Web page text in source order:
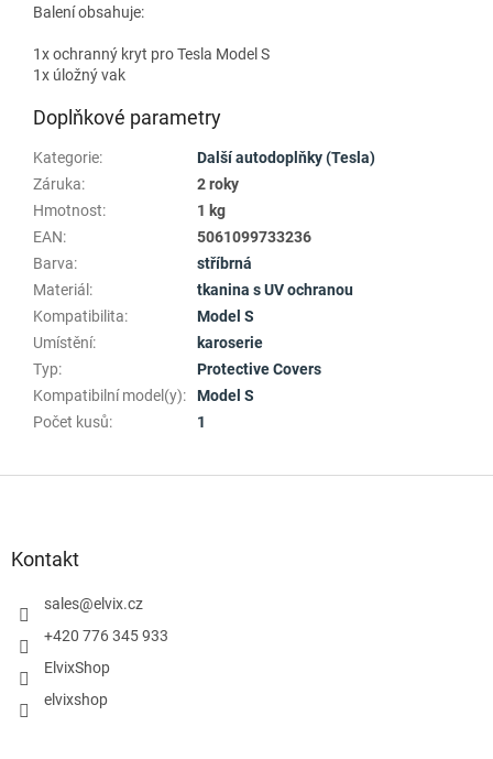
Balení obsahuje:
1x ochranný kryt pro Tesla Model S
1x úložný vak
Doplňkové parametry
Kategorie:
Další autodoplňky (Tesla)
Záruka:
2 roky
Hmotnost:
1 kg
EAN:
5061099733236
Barva:
stříbrná
Materiál :
tkanina s UV ochranou
Kompatibilita:
Model S
Umístění:
karoserie
Typ:
Protective Covers
Kompatibilní model(y):
Model S
Počet kusů: 1
Kontakt
sales@elvix.cz
+420 776 345 933
ElvixShop
elvixshop